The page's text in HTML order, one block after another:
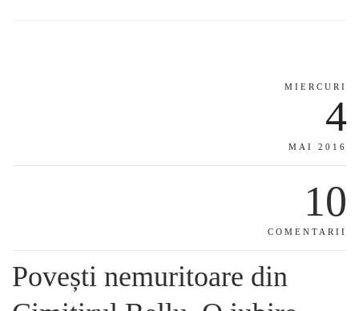
MIERCURI
4
MAI 2016
10
COMENTARII
Povești nemuritoare din